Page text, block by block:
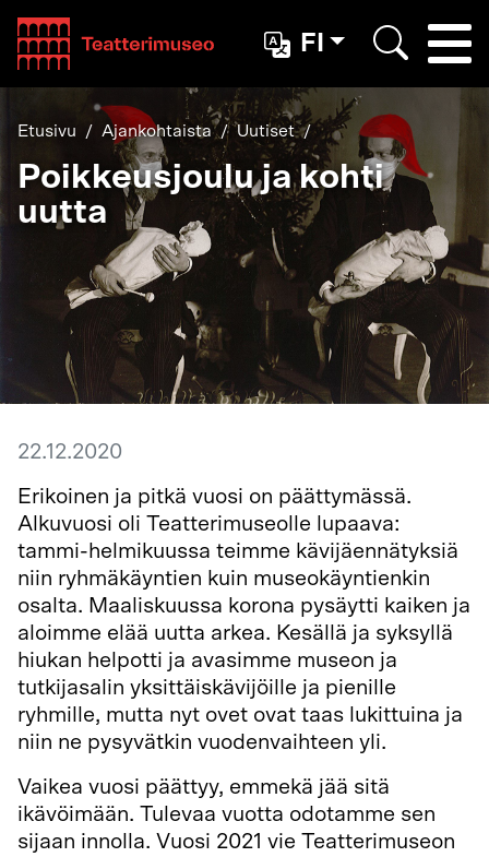
Teatterimuseo
FI
Etusivu Ajankohtaista Uutiset
Poikkeusjoulu ja kohti
uutta
22.12.2020
Erikoinen ja pitkä vuosi on päättymässä.
Alkuvuosi oli Teatterimuseolle lupaava:
tammi-helmikuussa teimme kävijäennätyksiä
niin ryhmäkäyntien kuin museokäyntienkin
osalta. Maaliskuussa korona pysäytti kaiken ja
aloimme elää uutta arkea. Kesällä ja syksyllä
hiukan helpotti ja avasimme museon ja
tutkijasalin yksittäiskävijöille ja pienille
ryhmille, mutta nyt ovet ovat taas lukittuina ja
niin ne pysyvätkin vuodenvaihteen yli.
Vaikea vuosi päättyy, emmekä jää sitä
ikävöimään. Tulevaa vuotta odotamme sen
sijaan innolla. Vuosi 2021 vie Teatterimuseon